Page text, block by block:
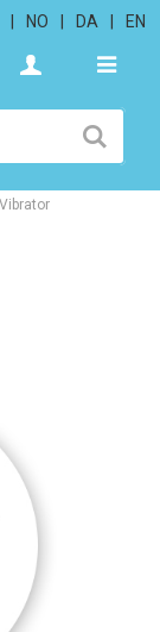
NO DA EN
Vibrator